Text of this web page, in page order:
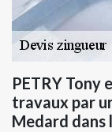
PETRY Tony
travaux par
Medard dans